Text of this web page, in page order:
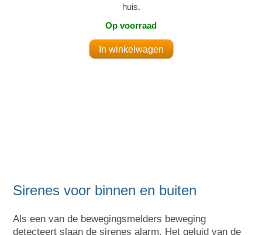
huis.
Op voorraad
Sirenes voor binnen en buiten
Als een van de bewegingsmelders beweging
detecteert slaan de sirenes alarm. Het geluid van de